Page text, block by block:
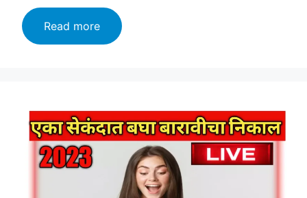
Read moreHSC
Result
सेकंदात
बघा
बारावीचा